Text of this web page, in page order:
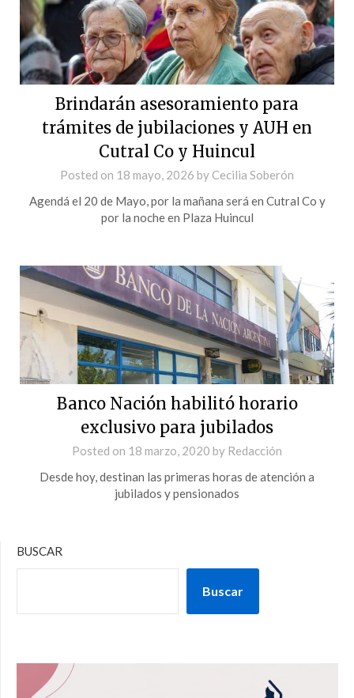
Brindarán asesoramiento para
trámites de jubilaciones y AUH en
Cutral Co y Huincul
Posted on 18 mayo, 2026 by Cecilia Soberón
Agendá el 20 de Mayo, por la mañana será en Cutral Co y
por la noche en Plaza Huincul
Banco Nación habilitó horario
exclusivo para jubilados
Posted on 18 marzo, 2020 by Redacción
Desde hoy, destinan las primeras horas de atención a
jubilados y pensionados
BUSCAR
Buscar